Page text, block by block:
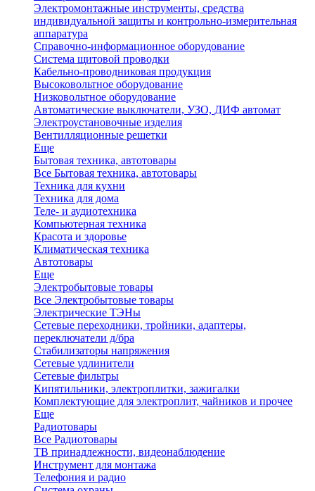
Электромонтажные инструменты, средства
индивидуальной защиты и контрольно-измерительная
аппаратура
Справочно-информационное оборудование
Система щитовой проводки
Кабельно-проводниковая продукция
Высоковольтное оборудование
Низковольтное оборудование
Автоматические выключатели, УЗО, ДИФ автомат
Электроустановочные изделия
Вентилляционные решетки
Еще
Бытовая техника, автотовары
Все Бытовая техника, автотовары
Техника для кухни
Техника для дома
Теле- и аудиотехника
Компьютерная техника
Красота и здоровье
Климатическая техника
Автотовары
Еще
Электробытовые товары
Все Электробытовые товары
Электрические ТЭНы
Сетевые переходники, тройники, адаптеры,
переключатели д/бра
Стабилизаторы напряжения
Сетевые удлинители
Сетевые фильтры
Кипятильники, электроплитки, зажигалки
Комплектующие для электроплит, чайников и прочее
Еще
Радиотовары
Все Радиотовары
ТВ принадлежности, видеонаблюдение
Инструмент для монтажа
Телефония и радио